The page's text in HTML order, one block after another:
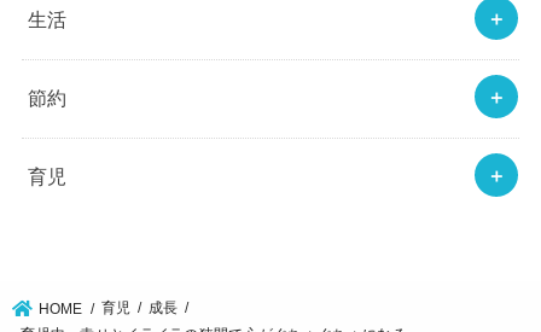
生活
節約
育児
HOME 育児
成長